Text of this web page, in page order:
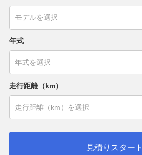
年式
走行距離（km）
見積りスタート